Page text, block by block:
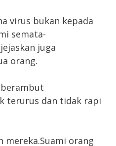
virus bukan kepada
semata-
juga
orang.
terurus dan tidak rapi
mereka.Suami orang